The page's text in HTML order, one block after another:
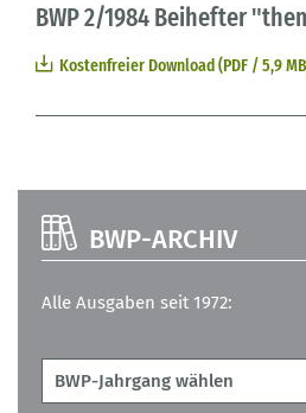
BWP 2/1984 Beihefter
Kostenfreier Download (PDF / 5,9
BWP-ARCHIV
Alle Ausgaben seit 1972: